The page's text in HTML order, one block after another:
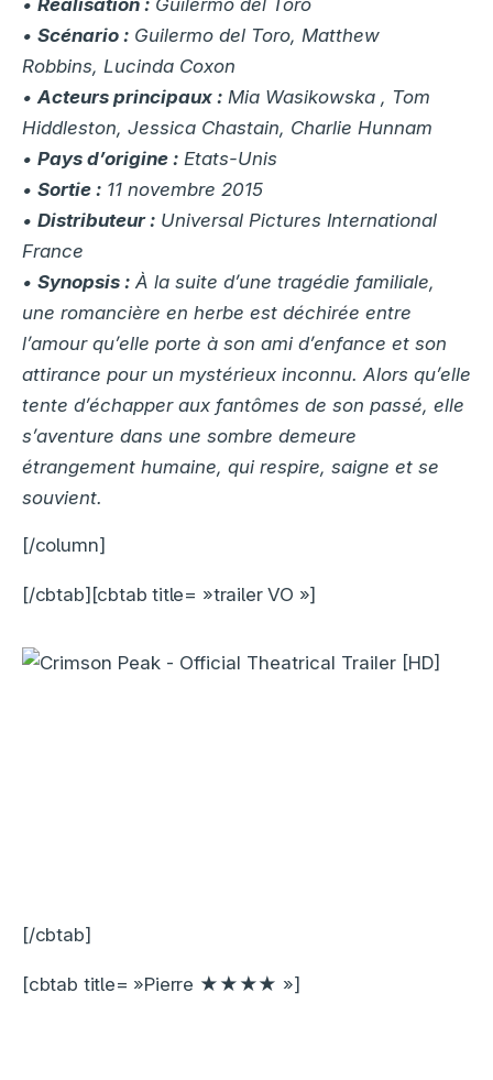
• Réalisation : Guilermo del Toro
• Scénario : Guilermo del Toro, Matthew
Robbins, Lucinda Coxon
•Acteurs principaux : Mia Wasikowska , Tom
Hiddleston, Jessica Chastain, Charlie Hunnam
• Pays d’origine : Etats-Unis
• Sortie : 11 novembre 2015
• Distributeur : Universal Pictures International
France
• Synopsis : À la suite d’une tragédie familiale,
une romancière en herbe est déchirée entre
l’amour qu’elle porte à son ami d’enfance et son
attirance pour un mystérieux inconnu. Alors qu’elle
tente d’échapper aux fantômes de son passé, elle
s’aventure dans une sombre demeure
étrangement humaine, qui respire, saigne et se
souvient.
[/column]
[/cbtab][cbtab title= »trailer VO »]
[/cbtab]
[cbtab title= »Pierre ★★★★ »]